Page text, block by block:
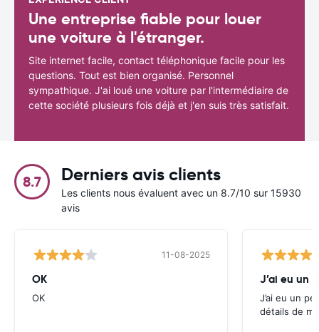
Une entreprise fiable pour louer
une voiture à l'étranger.
Site internet facile, contact téléphonique facile pour les
questions. Tout est bien organisé. Personnel
sympathique. J'ai loué une voiture par l'intermédiaire de
cette société plusieurs fois déjà et j'en suis très satisfait.
8.7 Derniers avis clients
Les clients nous évaluent avec un 8.7/10 sur 15930
avis
11-08-2025
OK
OK
J’ai eu un
J’ai eu un
détails de